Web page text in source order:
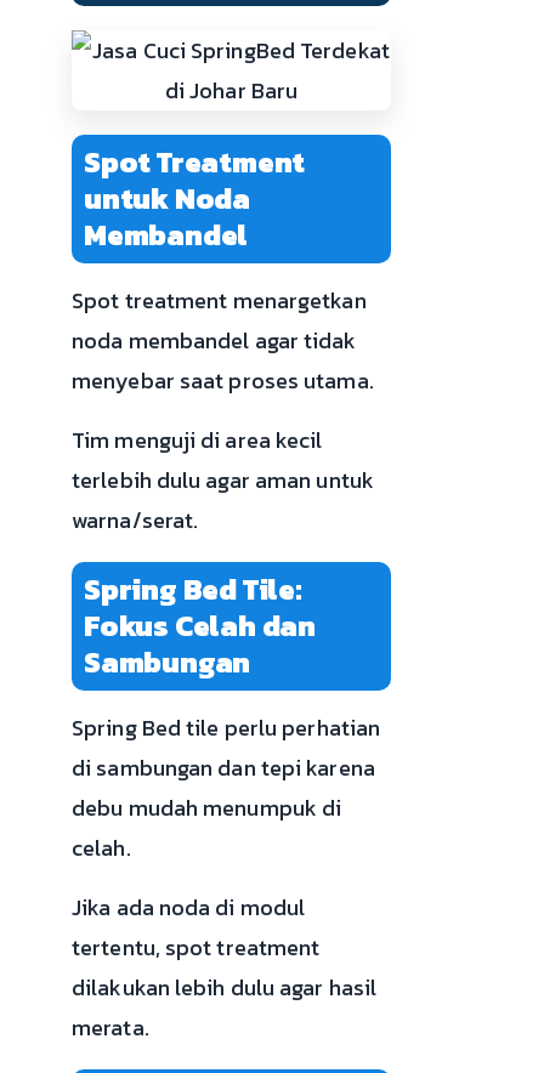
Spot Treatment
untuk Noda
Membandel
Spot treatment menargetkan
noda membandel agar tidak
menyebar saat proses utama.
Tim menguji di area kecil
terlebih dulu agar aman untuk
warna/serat.
Spring Bed Tile:
Fokus Celah dan
Sambungan
Spring Bed tile perlu perhatian
di sambungan dan tepi karena
debu mudah menumpuk di
celah.
Jika ada noda di modul
tertentu, spot treatment
dilakukan lebih dulu agar hasil
merata.